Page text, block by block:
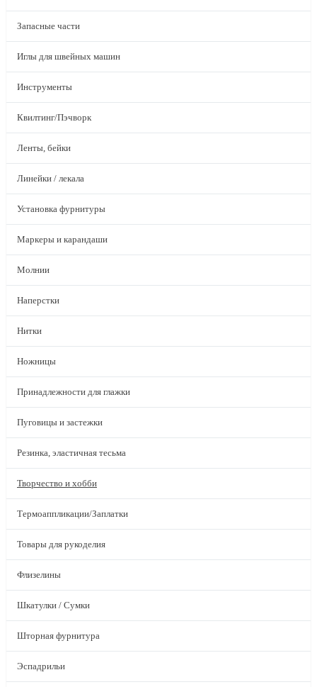
Запасные части
Иглы для швейных машин
Инструменты
Квилтинг/Пэчворк
Ленты, бейки
Линейки / лекала
Установка фурнитуры
Маркеры и карандаши
Молнии
Наперстки
Нитки
Ножницы
Принадлежности для глажки
Пуговицы и застежки
Резинка, эластичная тесьма
Творчество и хобби
Термоаппликации/Заплатки
Товары для рукоделия
Флизелины
Шкатулки / Сумки
Шторная фурнитура
Эспадрильи